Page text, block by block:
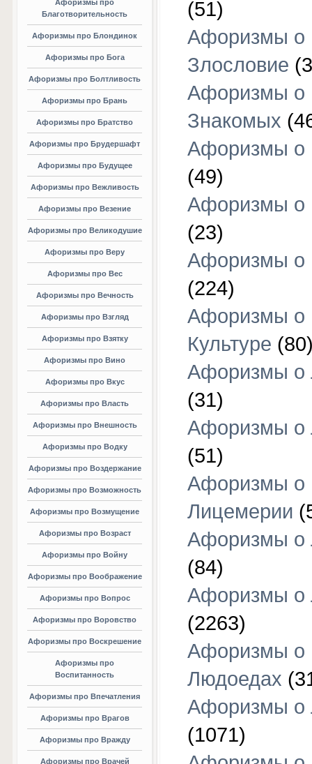
Афоризмы про
Благотворительность
Афоризмы про Блондинок
Афоризмы про Бога
Афоризмы про Болтливость
Афоризмы про Брань
Афоризмы про Братство
Афоризмы про Брудершафт
Афоризмы про Будущее
Афоризмы про Вежливость
Афоризмы про Везение
Афоризмы про Великодушие
Афоризмы про Веру
Афоризмы про Вес
Афоризмы про Вечность
Афоризмы про Взгляд
Афоризмы про Взятку
Афоризмы про Вино
Афоризмы про Вкус
Афоризмы про Власть
Афоризмы про Внешность
Афоризмы про Водку
Афоризмы про Воздержание
Афоризмы про Возможность
Афоризмы про Возмущение
Афоризмы про Возраст
Афоризмы про Войну
Афоризмы про Воображение
Афоризмы про Вопрос
Афоризмы про Воровство
Афоризмы про Воскрешение
Афоризмы про
Воспитанность
Афоризмы про Впечатления
Афоризмы про Врагов
Афоризмы про Вражду
Афоризмы про Врачей
(51)
Афоризмы о
Злословие
Афоризмы о
Знакомых
Афоризмы о
(49)
Афоризмы о
(23)
Афоризмы о
(224)
Афоризмы о
Культуре
Афоризмы о
(31)
Афоризмы о
(51)
Афоризмы о
Лицемерии
Афоризмы о
(84)
Афоризмы о
(2263)
Афоризмы о
Людоедах
Афоризмы о
(1071)